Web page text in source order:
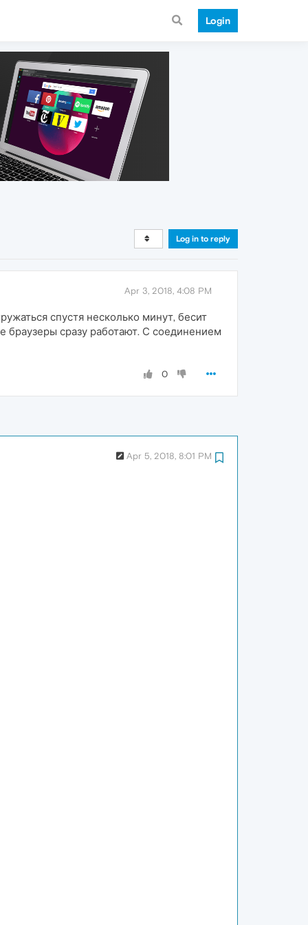
Login
Log in to reply
Apr 3, 2018, 4:08 PM
спустя несколько минут, бесит
браузеры сразу работают. С соединением
0
Apr 5, 2018, 8:01 PM